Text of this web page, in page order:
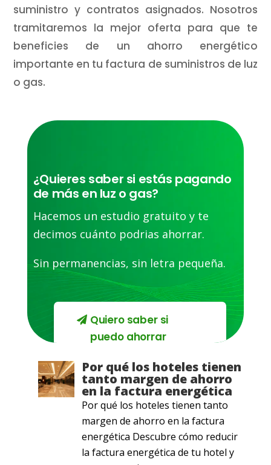
suministro y contratos asignados. Nosotros
tramitaremos la mejor oferta para que te
beneficies de un ahorro energético
importante en tu factura de suministros de luz
o gas.
¿Quieres saber si estás pagando
de más en luz o gas?
Hacemos un estudio gratuito y te
decimos cuánto podrias ahorrar.
Sin permanencias, sin letra pequeña.
Quiero saber si
puedo ahorrar
Por qué los hoteles tienen
tanto margen de ahorro
en la factura energética
Por qué los hoteles tienen tanto
margen de ahorro en la factura
energética Descubre cómo reducir
la factura energética de tu hotel y